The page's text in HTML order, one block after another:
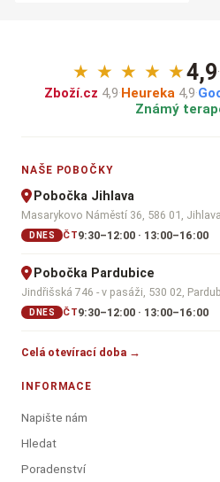
★ ★ ★ ★ ★4,9
Zboží.cz 4,9·Heureka 4,9·
Známý
NAŠE POBOČKY
Pobočka Jihlava
Masarykovo Náměstí 36, 586 01, Jihlava
DNES ČT9:30–12:00 · 13:00–16:00
Pobočka Pardubice
Jindřišská 746 - v pasáži, 530 02,
DNES ČT9:30–12:00 · 13:00–16:00
Celá otevírací doba →
INFORMACE
Napište nám
Hledat
Poradenství